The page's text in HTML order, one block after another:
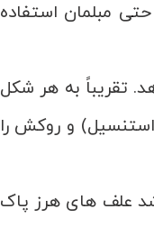
مبلمان استفاده
تقریباً به هر شکل
و روکش را
علف های هرز پاک